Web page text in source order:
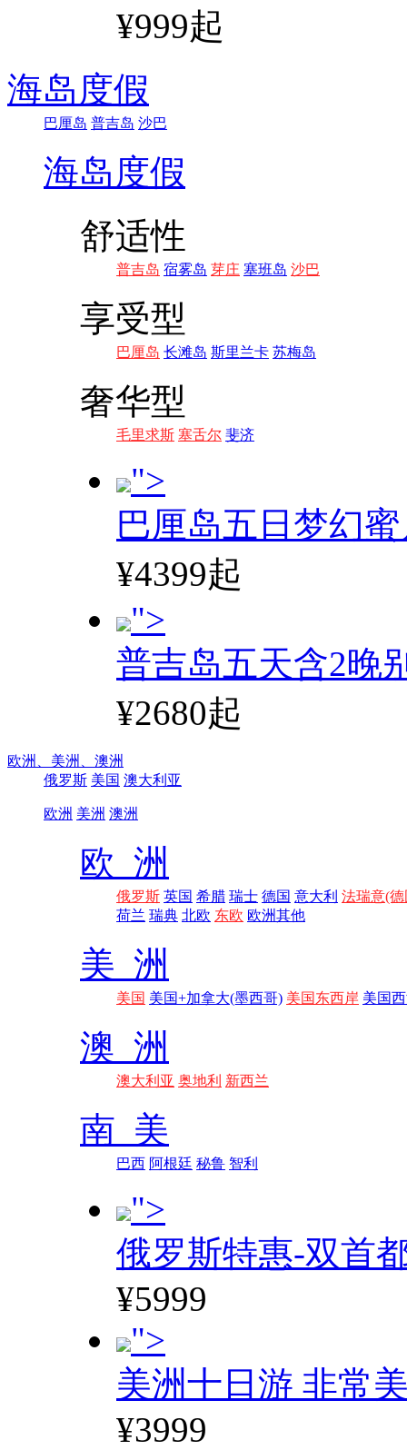
¥999起
海岛度假
巴厘岛 普吉岛 沙巴
海岛度假
舒适性
普吉岛 宿雾岛 芽庄 塞班岛 沙巴
享受型
巴厘岛 长滩岛 斯里兰卡 苏梅岛
奢华型
毛里求斯 塞舌尔 斐济
">
巴厘岛五日梦幻
¥4399起
">
普吉岛五天含2晚
¥2680起
欧洲、 美洲、 澳洲
俄罗斯 美国 澳大利亚
欧洲 美洲 澳洲
欧 洲
俄罗斯 英国 希腊 瑞士 德国 意大利 法瑞意(德
荷兰 瑞典 北欧 东欧 欧洲其他
美 洲
美国 美国+加拿大(墨西哥) 美国东西岸 美国
澳 洲
澳大利亚 奥地利 新西兰
南 美
巴西 阿根廷 秘鲁 智利
">
俄罗斯特惠-双首
¥5999
">
美洲十日游 非常
¥3999